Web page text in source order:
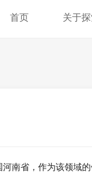
首页 关于
南省，作为该领域